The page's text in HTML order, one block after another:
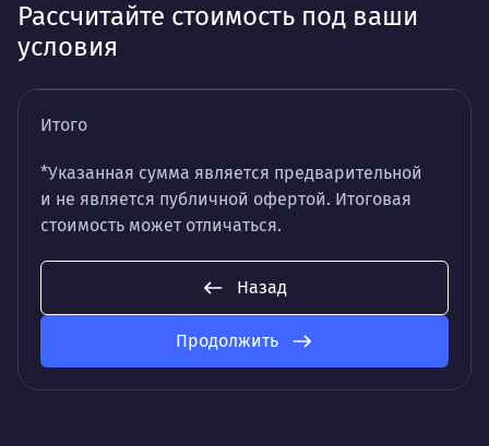
Рассчитайте стоимость под ваши
условия
Итого
*Указанная сумма является предварительной
и не является публичной офертой. Итоговая
стоимость может отличаться.
Назад
Продолжить